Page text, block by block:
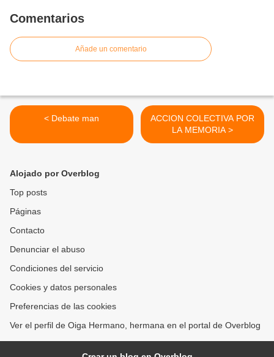
Comentarios
Añade un comentario
< Debate man
ACCION COLECTIVA POR
LA MEMORIA >
Alojado por Overblog
Top posts
Páginas
Contacto
Denunciar el abuso
Condiciones del servicio
Cookies y datos personales
Preferencias de las cookies
Ver el perfil de Oiga Hermano, hermana en el portal de Overblog